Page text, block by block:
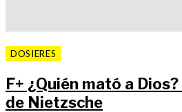
DOSIERES
F+ ¿Quién mató a
de Nietzsche